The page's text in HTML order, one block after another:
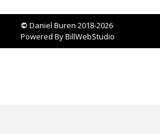
© Daniel Buren 2018-2026
Powered ByBillWebStudio